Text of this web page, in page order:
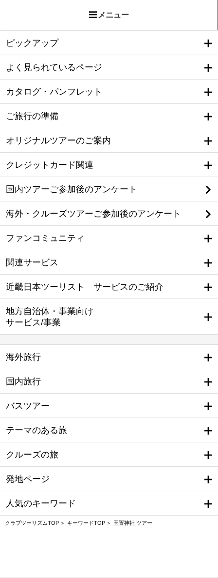
メニュー
ピックアップ
よく見られているページ
カタログ・パンフレット
ご旅行の準備
オリジナルツアーのご案内
クレジットカード関連
国内ツアーご参加後のアンケート
海外・クルーズツアーご参加後のアンケート
ファンコミュニティ
関連サービス
近畿日本ツーリスト サービスのご紹介
地方自治体・事業向け
サービス/事業
海外旅行
国内旅行
バスツアー
テーマのある旅
クルーズの旅
発地ページ
人気のキーワード
クラブツーリズムTOP キーワードTOP 玉置神社 ツアー